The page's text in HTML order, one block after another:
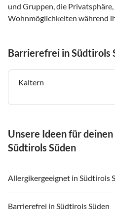
und Gruppen, die
Wohnmöglichkeiten während
Barrierefrei in Südtirols
Kaltern
Unsere Ideen für
Südtirols Süden
Allergikergeeignet in Südtirols
Barrierefrei in Südtirols Süden